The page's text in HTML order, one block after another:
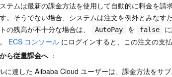
テムは最新の課金方法を使用して自動的に料金を請
。そうでない場合、システムは注文を例外とみなす
の残高が不十分な場合は、
AutoPay を false
ECS コンソール にログインすると、この注文の支
ら従量課金へ：
に達した Alibaba Cloud ユーザーは、課金方法をサ